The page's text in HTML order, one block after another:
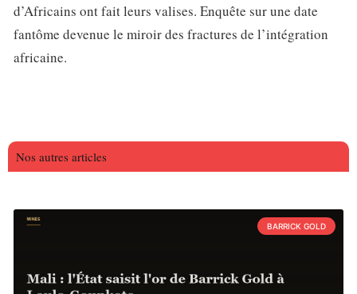
d’Africains ont fait leurs valises. Enquête sur une date
fantôme devenue le miroir des fractures de l’intégration
africaine.
Nos autres articles
BARRICK GOLD